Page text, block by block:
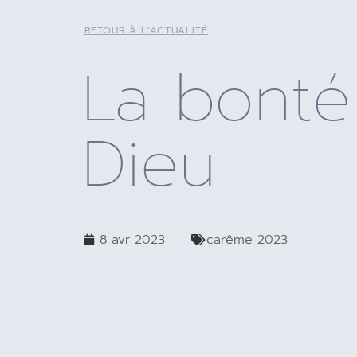
RETOUR À L'ACTUALITÉ
La
Dieu
8 avr 2023 carême 2023